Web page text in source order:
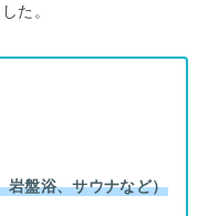
た。
岩盤浴、サウナなど）